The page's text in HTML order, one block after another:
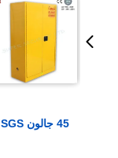
45 جالون SGS معدن طبيّ تخزين خزانة 2 رصيف صخري لمختبر